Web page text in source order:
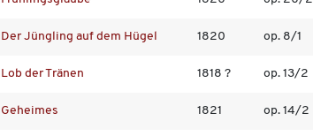
Der Jüngling auf dem Hügel 1820 op. 8/1
Lob der Tränen 1818 ? op. 13/2
Geheimes 1821 op. 14/2